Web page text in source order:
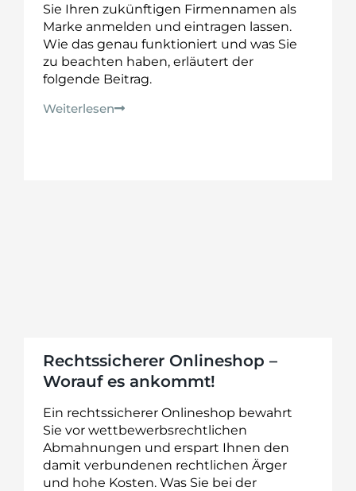
Sie Ihren zukünftigen Firmennamen als
Marke anmelden und eintragen lassen.
Wie das genau funktioniert und was Sie
zu beachten haben, erläutert der
folgende Beitrag.
Weiterlesen
Rechtssicherer Onlineshop –
Worauf es ankommt!
Ein rechtssicherer Onlineshop bewahrt
Sie vor wettbewerbsrechtlichen
Abmahnungen und erspart Ihnen den
damit verbundenen rechtlichen Ärger
und hohe Kosten. Was Sie bei der